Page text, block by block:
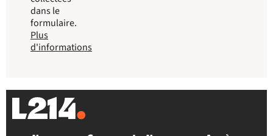
dans le
formulaire.
Plus
d'informations